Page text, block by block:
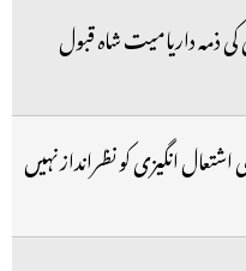
کی ذمہ داریامیت شاہ قبول
اشتعال انگیزی کو نظرانداز نہیں